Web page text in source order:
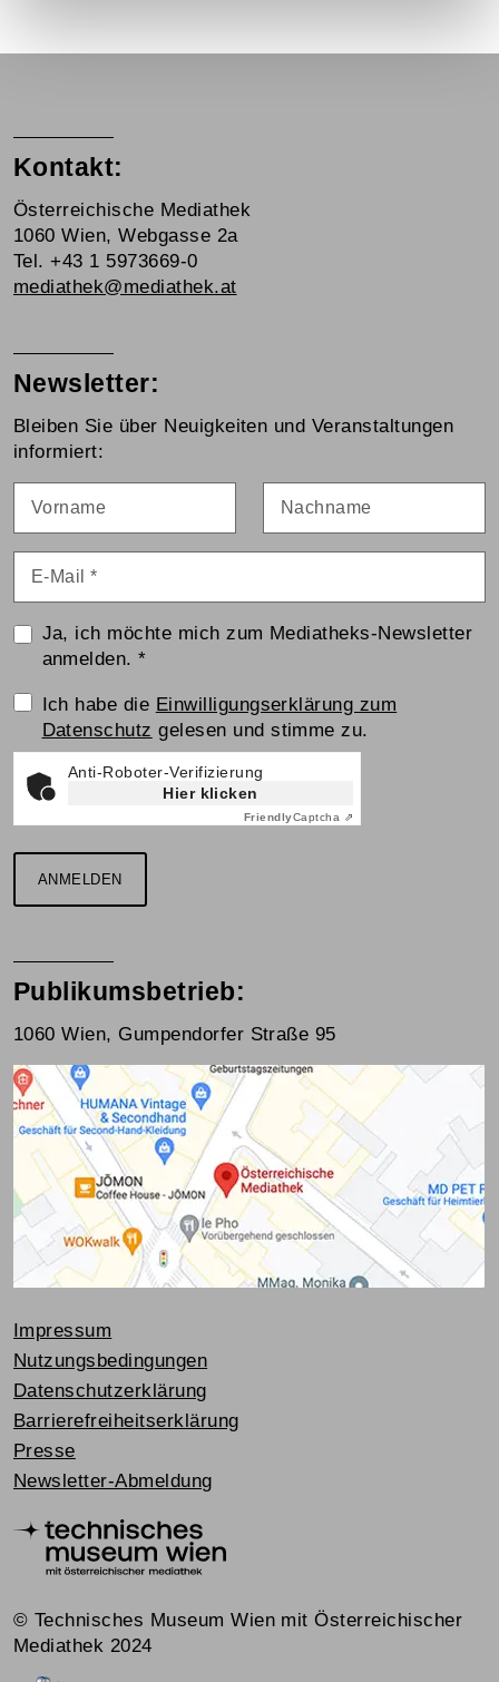
Kontakt:
Österreichische Mediathek
1060 Wien, Webgasse 2a
Tel. +43 1 5973669-0
mediathek@mediathek.at
Newsletter:
Bleiben Sie über Neuigkeiten und Veranstaltungen
informiert:
Ja, ich möchte mich zum Mediatheks-Newsletter
anmelden.*
Einwilligungserklärung
Ich habe die Einwilligungserklärung zum
Datenschutz gelesen und stimme zu.
Anti-Roboter-Verifizierung
Hier klicken
FriendlyCaptcha ⇗
ANMELDEN
Publikumsbetrieb:
1060 Wien, Gumpendorfer Straße 95
Impressum
Nutzungsbedingungen
Datenschutzerklärung
Barrierefreiheitserklärung
Presse
Newsletter-Abmeldung
© Technisches Museum Wien mit Österreichischer
Mediathek 2024